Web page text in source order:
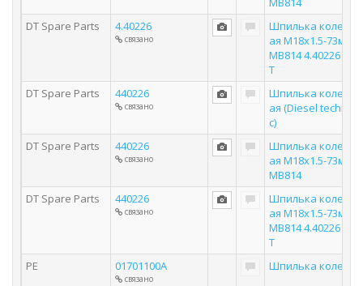
DT Spare Parts
4.40226
связано
Шпилька колесн
ая M18х1.5-73мм
MB814 4.40226 D
T
DT Spare Parts
440226
связано
Шпилька колесн
ая (Diesel techni
c)
DT Spare Parts
440226
связано
Шпилька колесн
ая M18х1.5-73мм
MB814
DT Spare Parts
440226
связано
Шпилька колесн
ая M18х1.5-73мм
MB814 4.40226 D
T
PE
01701100A
связано
Шпилька колеса